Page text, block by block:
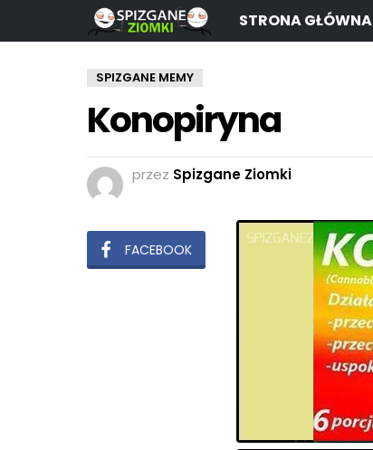
STRONA GŁÓWNA
SPIZGANE MEMY
Konopiryna
przez Spizgane Ziomki
FACEBOOK